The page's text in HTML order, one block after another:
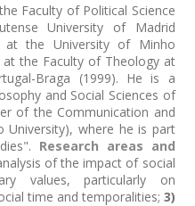
de EMRC 2018 | O
Faculty of Political Science
University of Madrid
the University of Minho
at the Faculty of Theology at
Braga (1999). He is a
and Social Sciences of
of the Communication and
University), where he is part
Research areas and
of the impact of social
values, particularly on
time and temporalities; 3)